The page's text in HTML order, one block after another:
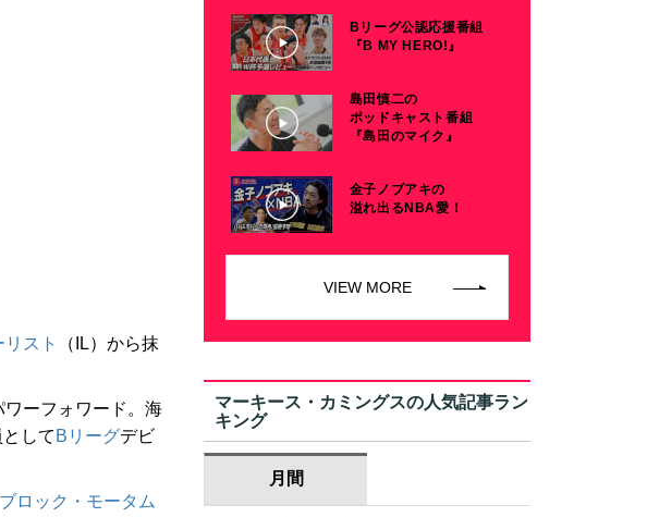
スト
（IL）から抹
ーフォワード。海
して Bリーグデビ
ブロック・モータム
Bリーグ公認応援番組
『B MY HERO!』
島田慎二の
ポッドキャスト番組
『島田のマイク』
金子ノブアキの
溢れ出るNBA愛！
VIEW MORE
マーキース・カミングスの人気記事ラン
キング
月間